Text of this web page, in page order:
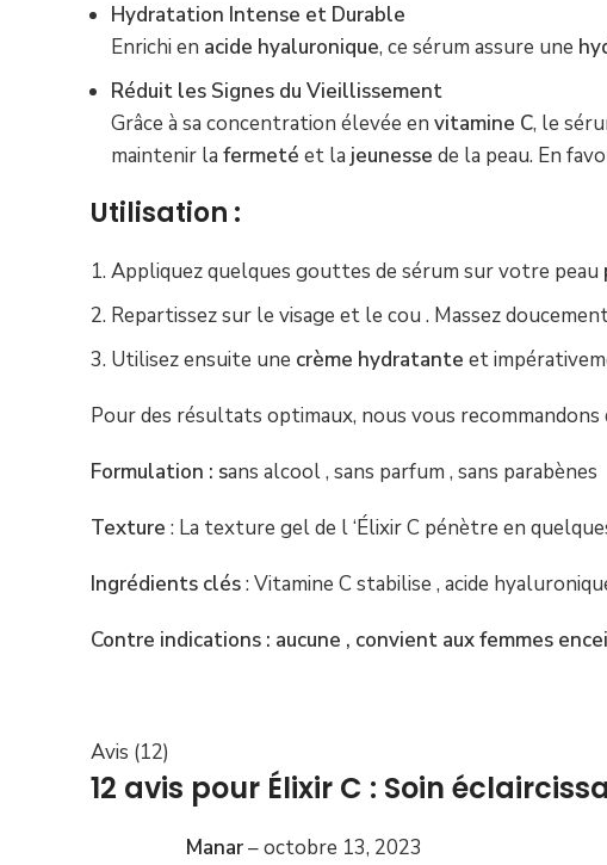
Hydratation Intense et Durable
Enrichi en acide hyaluronique, ce sérum assure une
Réduit les Signes du Vieillissement
Grâce à sa concentration élevée en vitamine C, le
maintenir la fermeté et la jeunesse de la peau. En
Utilisation :
Appliquez quelques gouttes de sérum sur votre peau
Repartissez sur le visage et le cou . Massez
Utilisez ensuite une crème hydratante et
Pour des résultats optimaux, nous vous
Formulation : sans alcool , sans parfum , sans parabènes
Texture : La texture gel de l ‘Élixir C pénètre en
Ingrédients clés: Vitamine C stabilise , acide
Contre indications : aucune , convient aux femmes
Avis (12)
12 avis pour Élixir C : Soin
Manar–octobre 13, 2023